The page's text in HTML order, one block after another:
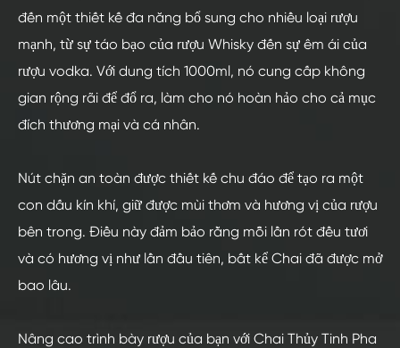
đến một thiết kế đa năng bổ sung cho nhiều loại rượu
mạnh, từ sự táo bạo của rượu Whisky đến sự êm ái của
rượu vodka. Với dung tích 1000ml, nó cung cấp không
gian rộng rãi để đổ ra, làm cho nó hoàn hảo cho cả mục
đích thương mại và cá nhân.
Nút chặn an toàn được thiết kế chu đáo để tạo ra một
con dấu kín khí, giữ được mùi thơm và hương vị của rượu
bên trong. Điều này đảm bảo rằng mỗi lần rót đều tươi
và có hương vị như lần đầu tiên, bất kể Chai đã được mở
bao lâu.
Nâng cao trình bày rượu của bạn với Chai Thủy Tinh Pha